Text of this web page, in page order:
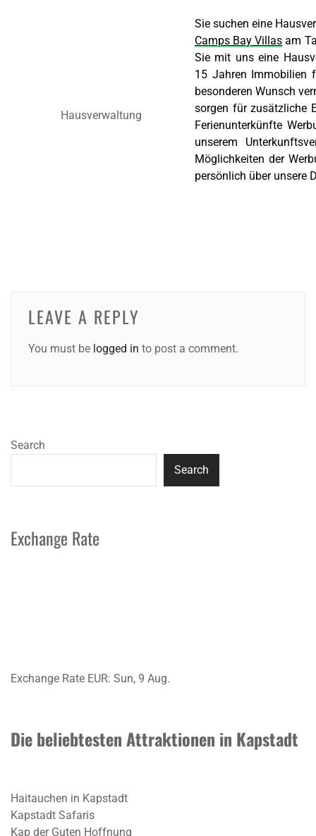
Hausverwaltung
Sie suchen eine
Camps Bay Villas am
Sie mit uns eine
15 Jahren Immobilien
besonderen Wunsch
sorgen für zusätzliche
Ferienunterkünfte
unserem
Möglichkeiten der
persönlich über unsere
LEAVE A REPLY
You must be logged in to post a comment.
Search
Search
Exchange Rate
Exchange Rate EUR: Sun, 9 Aug.
Die beliebtesten Attraktionen in Kapstadt
Haitauchen in Kapstadt
Kapstadt Safaris
Kap der Guten Hoffnung